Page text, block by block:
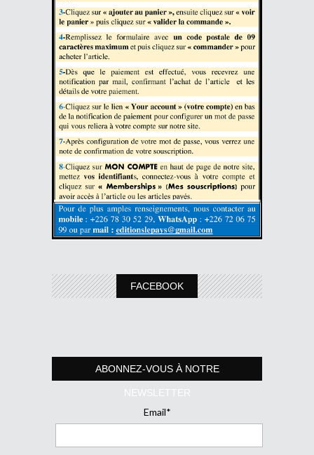
FACEBOOK
ABONNEZ-VOUS À NOTRE
NEWSLETTER
Email*